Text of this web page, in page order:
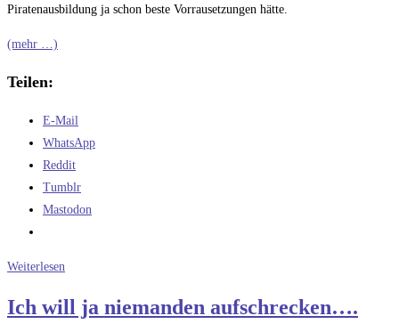
Piratenausbildung ja schon beste Vorrausetzungen hätte.
(mehr …)
Teilen:
E-Mail
WhatsApp
Reddit
Tumblr
Mastodon
Weiterlesen
für
Ich will ja niemanden aufschrecken….